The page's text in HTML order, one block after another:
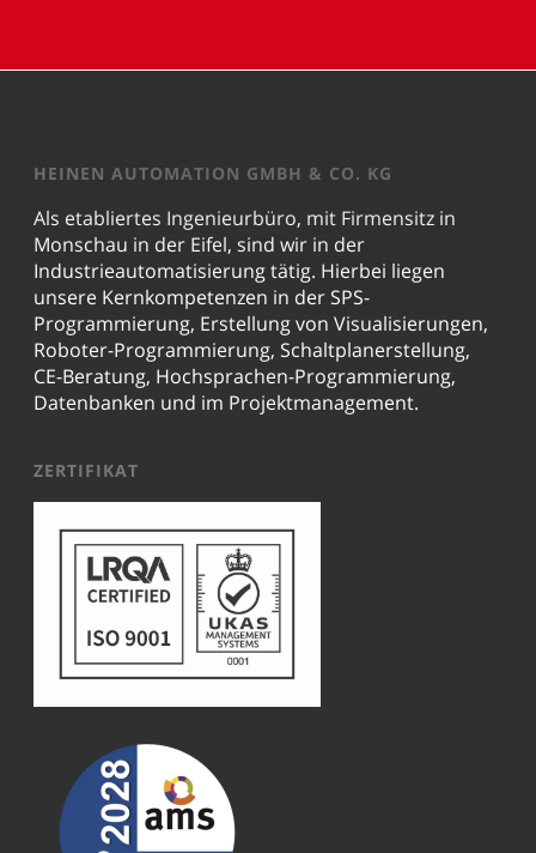
HEINEN AUTOMATION GMBH & CO. KG
Als etabliertes Ingenieurbüro, mit Firmensitz in
Monschau in der Eifel, sind wir in der
Industrieautomatisierung tätig. Hierbei liegen
unsere Kernkompetenzen in der SPS-
Programmierung, Erstellung von Visualisierungen,
Roboter-Programmierung, Schaltplanerstellung,
CE-Beratung, Hochsprachen-Programmierung,
Datenbanken und im Projektmanagement.
ZERTIFIKAT